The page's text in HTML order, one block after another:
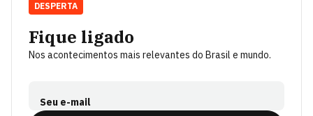
Fique ligado
Nos acontecimentos mais relevantes do Brasil e mundo.
Seu e-mail
DESPERTA